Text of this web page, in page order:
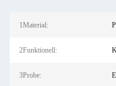
1Material:
2Funktionell:
3Probe: